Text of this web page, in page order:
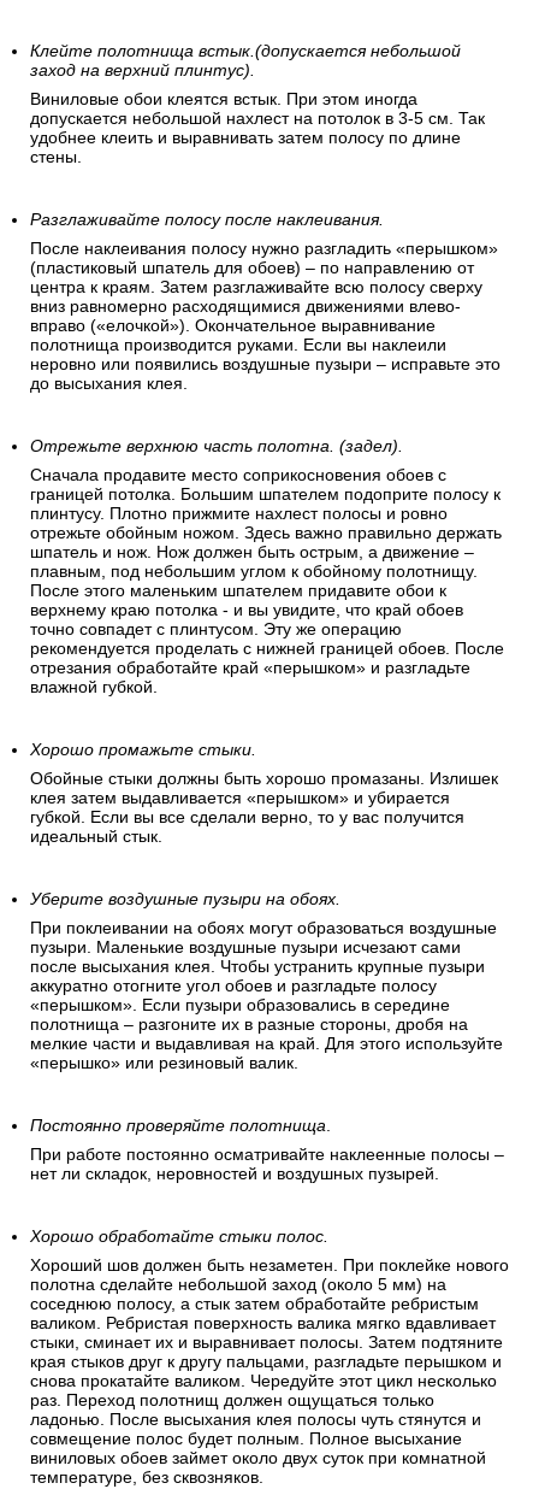
Клейте полотнища встык.(допускается небольшой
заход на верхний плинтус).
Виниловые обои клеятся встык. При этом иногда
допускается небольшой нахлест на потолок в 3-5 см. Так
удобнее клеить и выравнивать затем полосу по длине
стены.
Разглаживайте полосу после наклеивания.
После наклеивания полосу нужно разгладить «перышком»
(пластиковый шпатель для обоев) – по направлению от
центра к краям. Затем разглаживайте всю полосу сверху
вниз равномерно расходящимися движениями влево-
вправо («елочкой»). Окончательное выравнивание
полотнища производится руками. Если вы наклеили
неровно или появились воздушные пузыри – исправьте это
до высыхания клея.
Отрежьте верхнюю часть полотна. (задел).
Сначала продавите место соприкосновения обоев с
границей потолка. Большим шпателем подоприте полосу к
плинтусу. Плотно прижмите нахлест полосы и ровно
отрежьте обойным ножом. Здесь важно правильно держать
шпатель и нож. Нож должен быть острым, а движение –
плавным, под небольшим углом к обойному полотнищу.
После этого маленьким шпателем придавите обои к
верхнему краю потолка - и вы увидите, что край обоев
точно совпадет с плинтусом. Эту же операцию
рекомендуется проделать с нижней границей обоев. После
отрезания обработайте край «перышком» и разгладьте
влажной губкой.
Хорошо промажьте стыки.
Обойные стыки должны быть хорошо промазаны. Излишек
клея затем выдавливается «перышком» и убирается
губкой. Если вы все сделали верно, то у вас получится
идеальный стык.
Уберите воздушные пузыри на обоях.
При поклеивании на обоях могут образоваться воздушные
пузыри. Маленькие воздушные пузыри исчезают сами
после высыхания клея. Чтобы устранить крупные пузыри
аккуратно отогните угол обоев и разгладьте полосу
«перышком». Если пузыри образовались в середине
полотнища – разгоните их в разные стороны, дробя на
мелкие части и выдавливая на край. Для этого используйте
«перышко» или резиновый валик.
Постоянно проверяйте полотнища.
При работе постоянно осматривайте наклеенные полосы –
нет ли складок, неровностей и воздушных пузырей.
Хорошо обработайте стыки полос.
Хороший шов должен быть незаметен. При поклейке нового
полотна сделайте небольшой заход (около 5 мм) на
соседнюю полосу, а стык затем обработайте ребристым
валиком. Ребристая поверхность валика мягко вдавливает
стыки, сминает их и выравнивает полосы. Затем подтяните
края стыков друг к другу пальцами, разгладьте перышком и
снова прокатайте валиком. Чередуйте этот цикл несколько
раз. Переход полотнищ должен ощущаться только
ладонью. После высыхания клея полосы чуть стянутся и
совмещение полос будет полным. Полное высыхание
виниловых обоев займет около двух суток при комнатной
температуре, без сквозняков.